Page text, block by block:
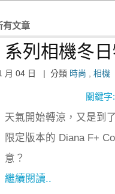
有文章
列相機冬
月 04 日 | 分類 時尚 相機
關鍵字:
天氣開始轉涼，又是到
限定版本的 Diana F+
意？
繼續閱讀..